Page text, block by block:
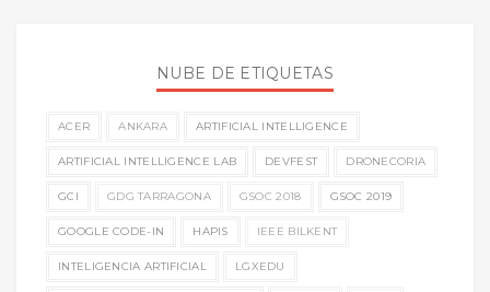
NUBE DE ETIQUETAS
ACER ANKARA ARTIFICIAL INTELLIGENCE
ARTIFICIAL INTELLIGENCE LAB DEVFEST DRONECORIA
GCI GDG TARRAGONA GSOC 2018 GSOC 2019
GOOGLE CODE-IN HAPIS IEEE BILKENT
INTELIGENCIA ARTIFICIAL LGXEDU